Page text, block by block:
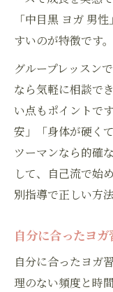
ヨガを通
へ
代官山や中
代官山・
プライベ
静けさを
自分らし
法
目黒区で
ヨガが目
プライベ
ス体験
「中目黒 ヨガ 男
すいのが特徴です。
グループレッスン
なら気軽に相談で
い点もポイントで
安」「身体が硬く
ツーマンなら的確
して、自己流で始
別指導で正しい方
自分に合ったヨ
自分に合ったヨガ
理のない頻度と時